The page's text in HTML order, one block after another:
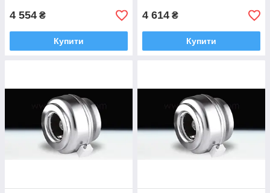
4 554 ₴
Купити
4 614 ₴
Купити